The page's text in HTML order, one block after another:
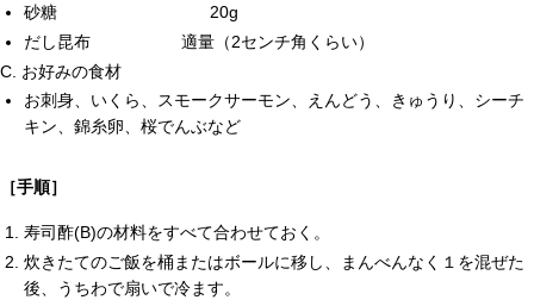
砂糖 20g
だし昆布 適量（2センチ角くらい）
C. お好みの食材
お刺身、いくら、スモークサーモン、えんどう、きゅうり、シーチ
キン、錦糸卵、桜でんぶなど
［手順］
寿司酢(B)の材料をすべて合わせておく。
炊きたてのご飯を桶またはボールに移し、まんべんなく１を混ぜた
後、うちわで扇いで冷ます。